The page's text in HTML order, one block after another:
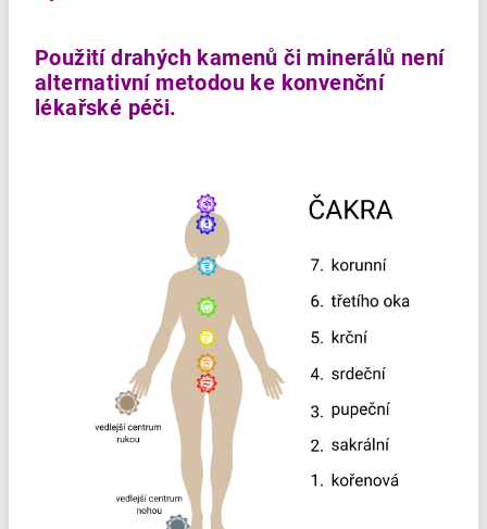
Použití drahých kamenů či minerálů není
alternativní metodou ke konvenční
lékařské péči.